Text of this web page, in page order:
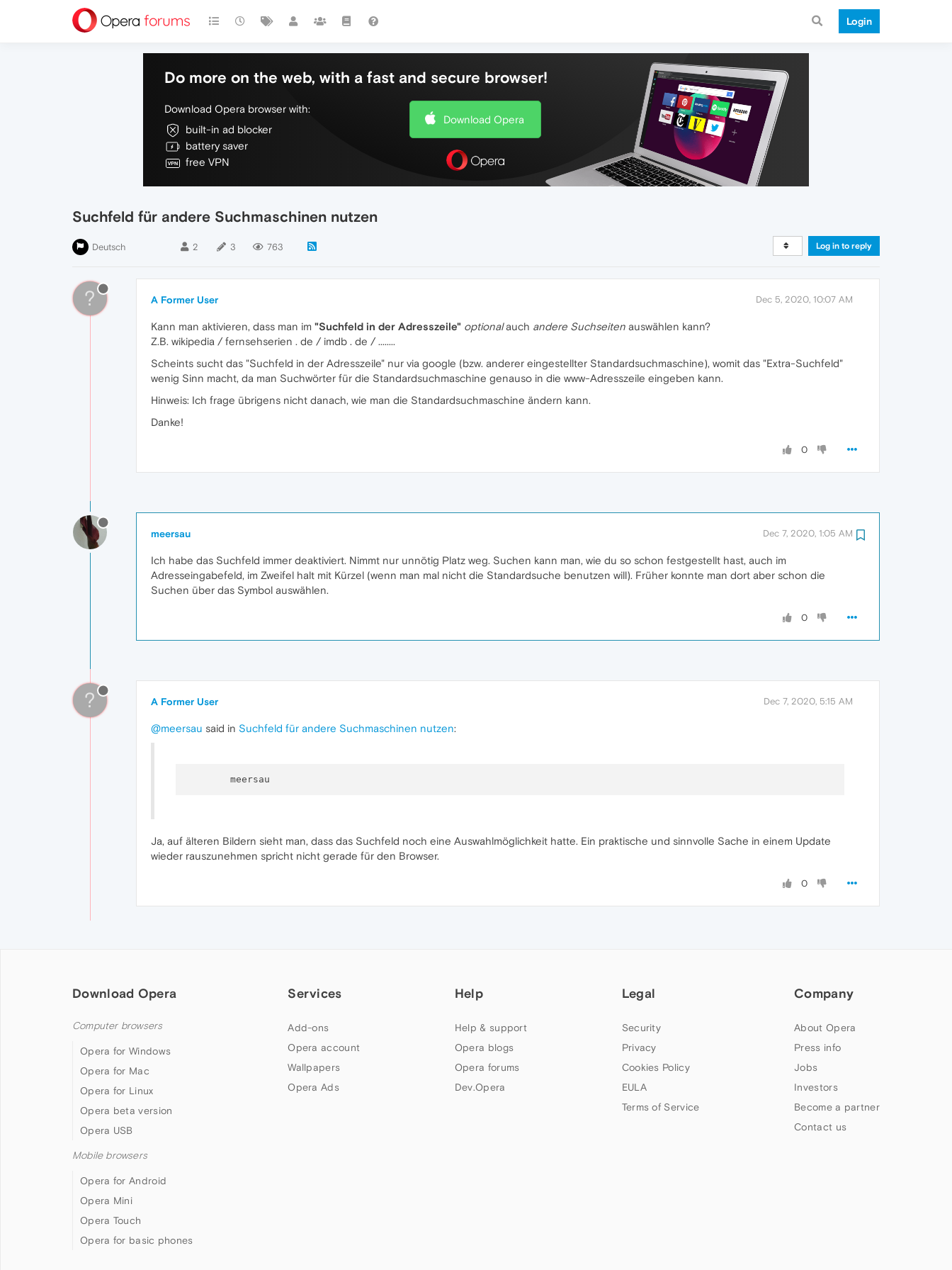
Login
Do more on the web, with a fast and secure browser!
Download Opera browser with:
built-in ad blocker
battery saver
free VPN
Download Opera
Suchfeld für andere Suchmaschinen nutzen
Deutsch 2 3 763 Log in to reply
? A Former User Dec 5, 2020, 10:07 AM
Kann man aktivieren, dass man im "Suchfeld in der Adresszeile" optionalauch andere Suchseiten auswählen kann?
Z.B. wikipedia / fernsehserien . de / imdb . de / ........
Scheints sucht das "Suchfeld in der Adresszeile" nur via google (bzw. anderer eingestellter Standardsuchmaschine), womit das "Extra-Suchfeld"
wenig Sinn macht, da man Suchwörter für die Standardsuchmaschine genauso in die www-Adresszeile eingeben kann.
Hinweis: Ich frage übrigens nicht danach, wie man die Standardsuchmaschine ändern kann.
Danke!
0
meersau Dec 7, 2020, 1:05 AM
Ich habe das Suchfeld immer deaktiviert. Nimmt nur unnötig Platz weg. Suchen kann man, wie du so schon festgestellt hast, auch im
Adresseingabefeld, im Zweifel halt mit Kürzel (wenn man mal nicht die Standardsuche benutzen will). Früher konnte man dort aber schon die
Suchen über das Symbol auswählen.
0
? A Former User Dec 7, 2020, 5:15 AM
@meersau said in Suchfeld für andere Suchmaschinen nutzen:
Ja, auf älteren Bildern sieht man, dass das Suchfeld noch eine Auswahlmöglichkeit hatte. Ein praktische und sinnvolle Sache in einem Update
wieder rauszunehmen spricht nicht gerade für den Browser.
0
Download Opera
Computer browsers
Opera for Windows
Opera for Mac
Opera for Linux
Opera beta version
Opera USB
Mobile browsers
Opera for Android
Opera Mini
Opera Touch
Opera for basic phones
Services
Add-ons
Opera account
Wallpapers
Opera Ads
Help
Help & support
Opera blogs
Opera forums
Dev.Opera
Legal
Security
Privacy
Cookies Policy
EULA
Terms of Service
Company
About Opera
Press info
Jobs
Investors
Become a partner
Contact us